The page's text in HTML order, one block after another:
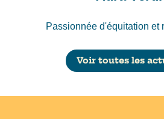
Passionnée d'équitation et
Voir toutes les